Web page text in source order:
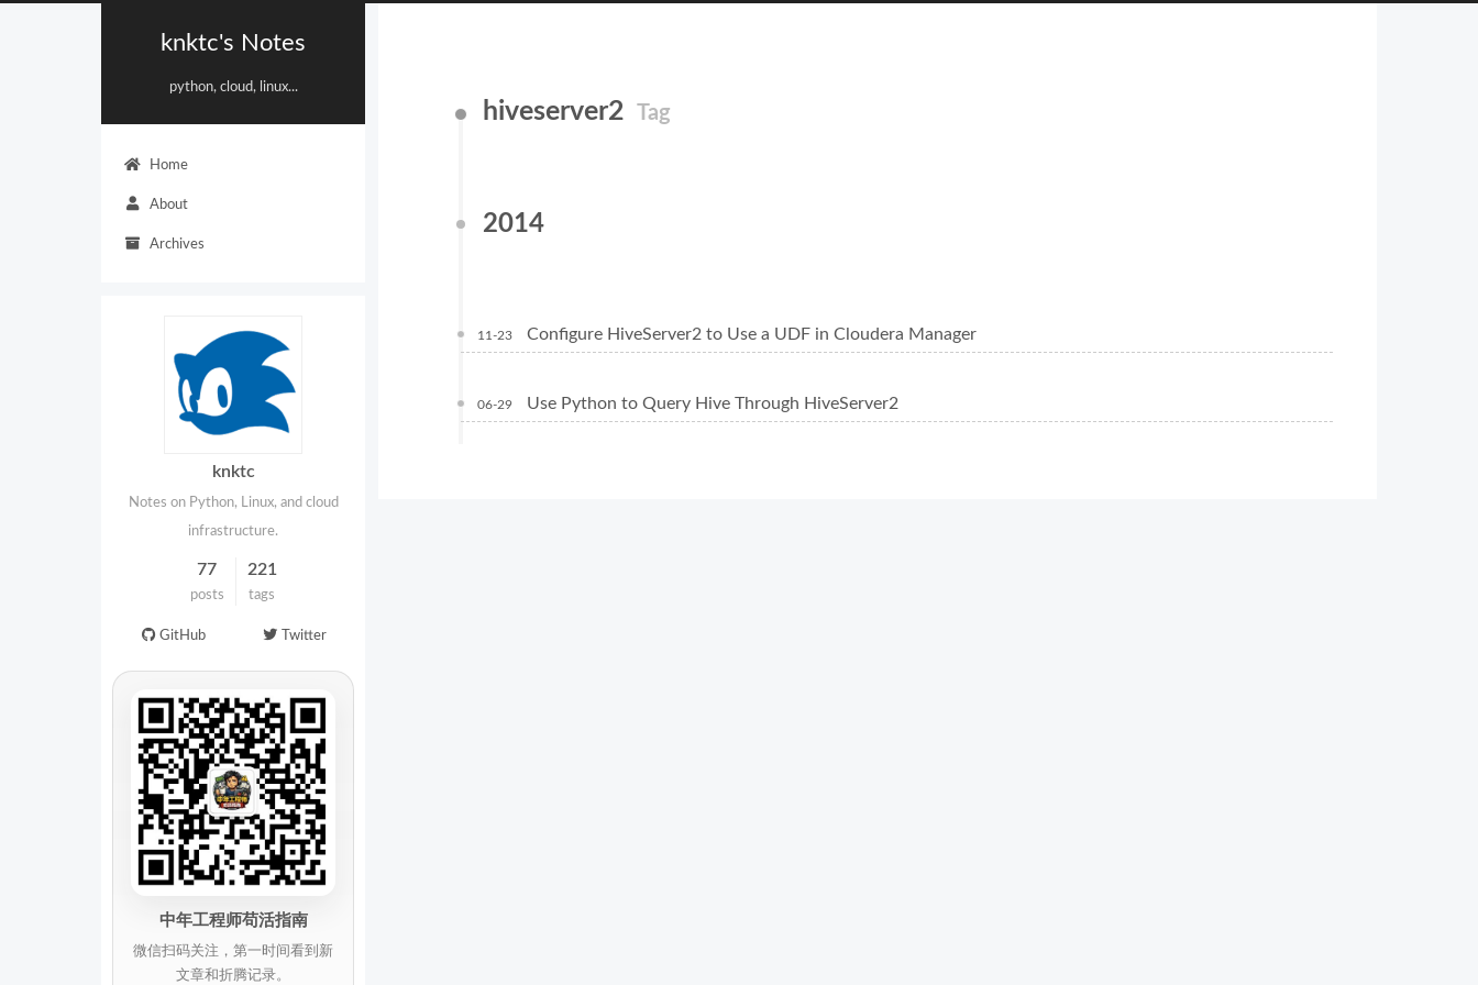
knktc's Notes
python, cloud, linux...
Home
About
Archives
hiveserver2 Tag
2014
11-23 Configure HiveServer2 to Use a UDF in Cloudera Manager
06-29 Use Python to Query Hive Through HiveServer2
knktc
Notes on Python, Linux, and cloud
infrastructure.
77
posts
221
tags
GitHub Twitter
中年工程师苟活指南
微信扫码关注，第一时间看到新
文章和折腾记录。